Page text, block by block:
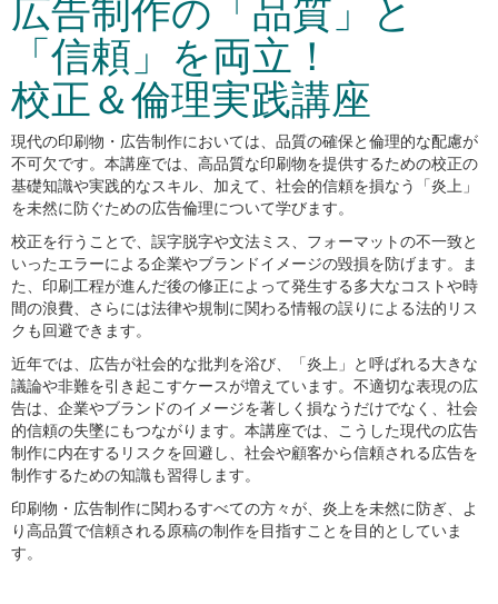
「信頼」を両立！
校正＆倫理実践講座
現代の印刷物・広告制作においては、品質の確保と倫理的な配慮が
不可欠です。本講座では、高品質な印刷物を提供するための校正の
基礎知識や実践的なスキル、加えて、社会的信頼を損なう「炎上」
を未然に防ぐための広告倫理について学びます。
校正を行うことで、誤字脱字や文法ミス、フォーマットの不一致と
いったエラーによる企業やブランドイメージの毀損を防げます。ま
た、印刷工程が進んだ後の修正によって発生する多大なコストや時
間の浪費、さらには法律や規制に関わる情報の誤りによる法的リス
クも回避できます。
近年では、広告が社会的な批判を浴び、「炎上」と呼ばれる大きな
議論や非難を引き起こすケースが増えています。不適切な表現の広
告は、企業やブランドのイメージを著しく損なうだけでなく、社会
的信頼の失墜にもつながります。本講座では、こうした現代の広告
制作に内在するリスクを回避し、社会や顧客から信頼される広告を
制作するための知識も習得します。
印刷物・広告制作に関わるすべての方々が、炎上を未然に防ぎ、よ
り高品質で信頼される原稿の制作を目指すことを目的としていま
す。